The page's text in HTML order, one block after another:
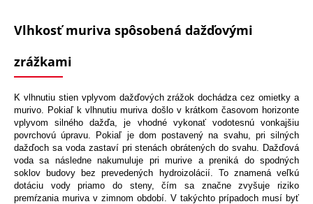
Vlhkosť muriva spôsobená dažďovými
zrážkami
K vlhnutiu stien vplyvom dažďových zrážok dochádza cez omietky a
murivo. Pokiaľ k vlhnutiu muriva došlo v krátkom časovom horizonte
vplyvom silného dažďa, je vhodné vykonať vodotesnú vonkajšiu
povrchovú úpravu. Pokiaľ je dom postavený na svahu, pri silných
dažďoch sa voda zastaví pri stenách obrátených do svahu. Dažďová
voda sa následne nakumuluje pri murive a preniká do spodných
soklov budovy bez prevedených hydroizolácií. To znamená veľkú
dotáciu vody priamo do steny, čím sa značne zvyšuje riziko
premŕzania muriva v zimnom období. V takýchto prípadoch musí byť